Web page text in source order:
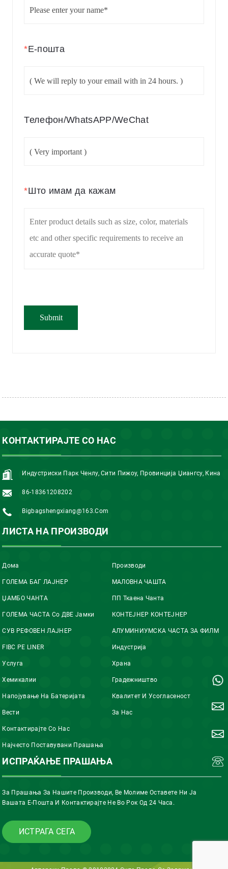
*Е-пошта
Телефон/WhatsAPP/WeChat
*Што имам да кажам
КОНТАКТИРАЈТЕ СО НАС
Индустриски Парк Ченлу, Сити Пижоу, Провинција Џиангсу, Кина
86-18361208202
Bigbagshengxiang@163.com
ЛИСТА НА ПРОИЗВОДИ
Дома Производи
ГОЛЕМА БАГ ЛАЈНЕР МАЛОВНА ЧАШТА
ЏАМБО ЧАНТА ПП Ткаена Чанта
ГОЛЕМА ЧАСТА Со ДВЕ Јамки КОНТЕЈНЕР КОНТЕЈНЕР
СУВ РЕФОВЕН ЛАЈНЕР АЛУМИНИУМСКА ЧАСТА ЗА ФИЛМ
FIBC PE LINER Индустрија
Услуга Храна
Хемикалии Градежништво
Напојување На Батеријата Квалитет И Усогласеност
Вести За Нас
Контактирајте Со Нас
Најчесто Поставувани Прашања
ИСПРАЌАЊЕ ПРАШАЊА
За Прашања За Нашите Производи, Ве Молиме Оставете Ни Ја
Вашата Е-Пошта И Контактирајте Не Во Рок Од 24 Часа.
ИСТРАГА СЕГА